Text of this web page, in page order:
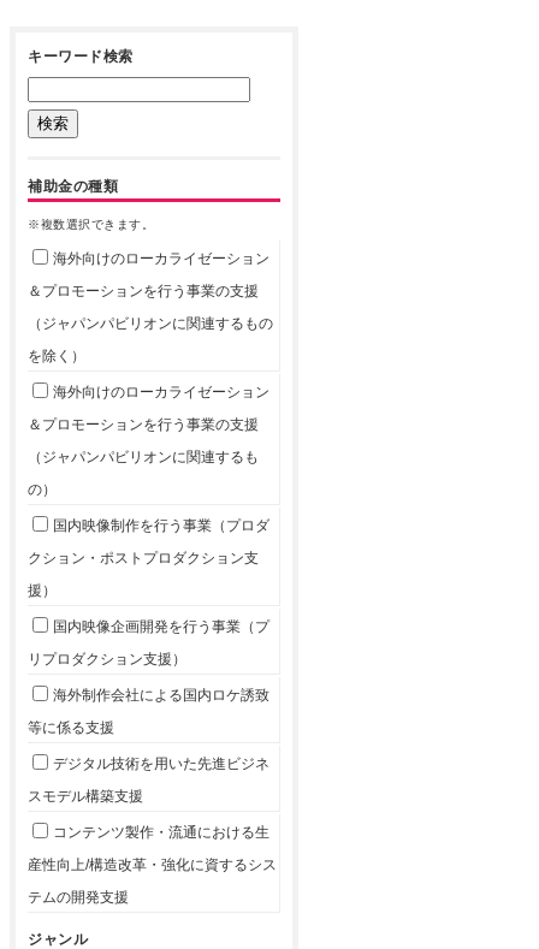
キーワード検索
補助金の種類
※複数選択できます。
海外向けのローカライゼーション
＆プロモーションを行う事業の支援
（ジャパンパビリオンに関連するもの
を除く）
海外向けのローカライゼーション
＆プロモーションを行う事業の支援
（ジャパンパビリオンに関連するも
の）
国内映像制作を行う事業（プロダ
クション・ポストプロダクション支
援）
国内映像企画開発を行う事業（プ
リプロダクション支援）
海外制作会社による国内ロケ誘致
等に係る支援
デジタル技術を用いた先進ビジネ
スモデル構築支援
コンテンツ製作・流通における生
産性向上/構造改革・強化に資するシス
テムの開発支援
ジャンル